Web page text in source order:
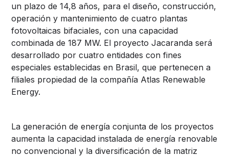
un plazo de 14,8 años, para el diseño, construcción,
operación y mantenimiento de cuatro plantas
fotovoltaicas bifaciales, con una capacidad
combinada de 187 MW. El proyecto Jacaranda será
desarrollado por cuatro entidades con fines
especiales establecidas en Brasil, que pertenecen a
filiales propiedad de la compañía Atlas Renewable
Energy.
La generación de energía conjunta de los proyectos
aumenta la capacidad instalada de energía renovable
no convencional y la diversificación de la matriz